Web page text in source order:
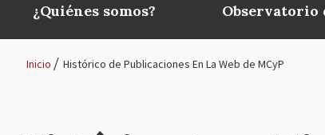
Main
navigation
¿Quiénes somos?
Inicio Histórico de Publicaciones En La Web de MCyP